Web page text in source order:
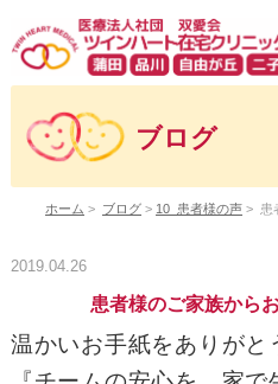
ブログ
ホーム > ブログ > 10_患者様の声 > 患
2019.04.26
患者様のご家族から
温かいお手紙をありがと